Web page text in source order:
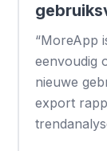
“MoreApp
eenvoudig
nieuwe
export